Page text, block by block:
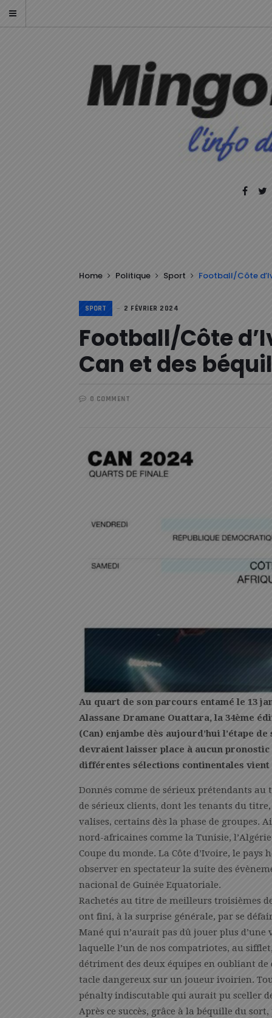
Home Politique Sport Football/Côte
SPORT 2 FÉVRIER 2024
Football/Côte
Can et des
0 COMMENT
Au quart de son parcours entamé le 13
Alassane Dramane Ouattara, la 34ème
(Can) enjambe dès aujourd’hui l’étape
devraient laisser place à aucun
différentes sélections continentales
Donnés comme de sérieux prétendants
de sérieux clients, dont les tenants du
valises, certains dès la phase de groupes.
nord-africaines comme la Tunisie,
Coupe du monde. La Côte d’Ivoire, le
observer en spectateur la suite des
nacional de Guinée Equatoriale.
Rachetés au titre de meilleurs troisièmes
ont fini, à la surprise générale, par se
Mané qui n’aurait pas dû jouer plus
laquelle l’un de nos compatriotes, au
détriment des deux équipes en oubliant
tacle dangereux sur un joueur ivoirien.
pénalty indiscutable qui aurait pu sceller
Après ce succès, grâce à la béquille du